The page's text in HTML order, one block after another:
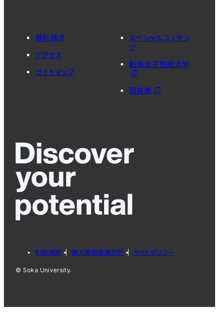
資料請求
アクセス
サイトマップ
スペシャルコンテン
ツ
創価女子短期大学
図書館
利用規約 個人情報保護方針 サイトポリシー
© Soka University.